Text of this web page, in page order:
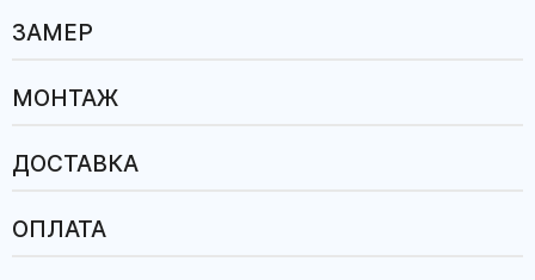
ЗАМЕР
МОНТАЖ
ДОСТАВКА
ОПЛАТА